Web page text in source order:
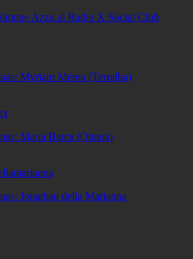
Azzu al Radio X Social Club
Myriam Mereu (Terralba)
Maria Barca (Ottana)
Jonathan della Marianna